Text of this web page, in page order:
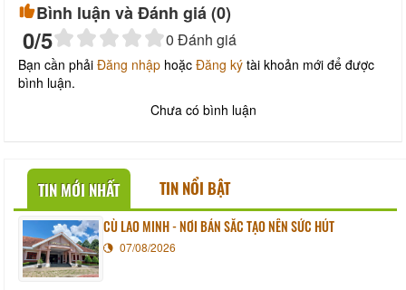
Bình luận và Đánh giá (0)
0/5 0 Đánh giá
Bạn cần phải Đăng nhập hoặc Đăng ký tài khoản mới để được
bình luận.
Chưa có bình luận
TIN MỚI NHẤT TIN NỔI BẬT
CÙ LAO MINH - NƠI BẢN SẮC TẠO NÊN SỨC HÚT
07/08/2026